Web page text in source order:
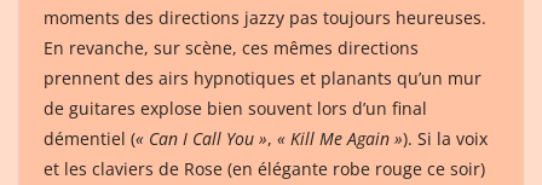
moments des directions jazzy pas toujours heureuses.
En revanche, sur scène, ces mêmes directions
prennent des airs hypnotiques et planants qu’un mur
de guitares explose bien souvent lors d’un final
démentiel (« Can I Call You », « Kill Me Again »). Si la voix
et les claviers de Rose (en élégante robe rouge ce soir)